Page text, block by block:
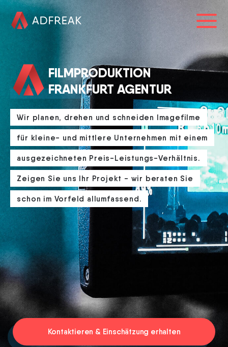
HOME
ÜBER UNS
REFERENZEN
LEISTUNGEN
BLOG
KARRIERE
069 34873671
info@adfreak.de
Termin vereinbaren
FILMPRODUKTION
FRANKFURT AGENTUR
Wir planen, drehen und schneiden Imagefilme
für kleine- und mittlere Unternehmen mit einem
ausgezeichneten Preis-Leistungs-Verhältnis.
Zeigen Sie uns Ihr Projekt - wir beraten Sie
schon im Vorfeld allumfassend.
Kontaktieren & Einschätzung erhalten